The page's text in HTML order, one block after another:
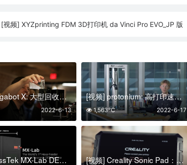
[视频] XYZprinting FDM 3D打印机 da Vinci Pro EVO_JP 版
[视频] Gigabot X: 大型回收塑料颗粒3D打印机
2022-6-13
[视频] protonium: 高打印速度和强度的专业3D打印机
2022-6-17
1,563℃
[视频] InssTek MX-Lab DED材料研究机 – 新合金增材制造系统 [视频] Creality Sonic Pad：基于Klipper固件的高度集成触摸屏平板